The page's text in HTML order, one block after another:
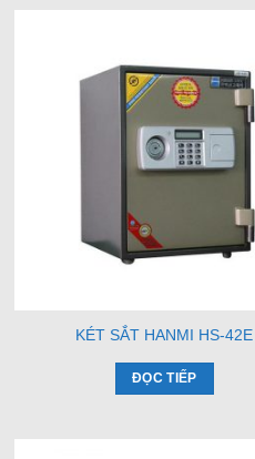
KÉT SẮT HANMI HS-42E
ĐỌC TIẾP